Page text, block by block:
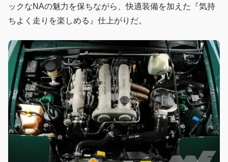
ックなNAの魅力を保ちながら、快適装備を加えた『気持
ちよく走りを楽しめる』仕上がりだ。